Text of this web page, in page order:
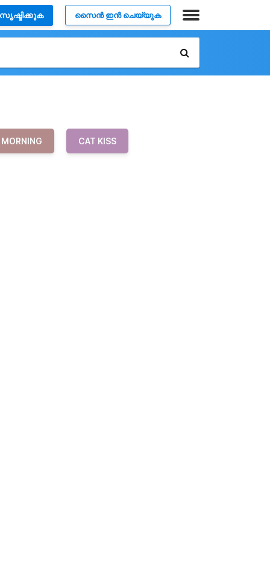
സൃഷ്ടിക്കുക സൈൻ ഇൻ ചെയ്യുക
MORNING CAT KISS